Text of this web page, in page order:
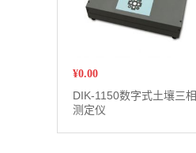
¥0.00
DIK-1150数字式土壤三相
测定仪